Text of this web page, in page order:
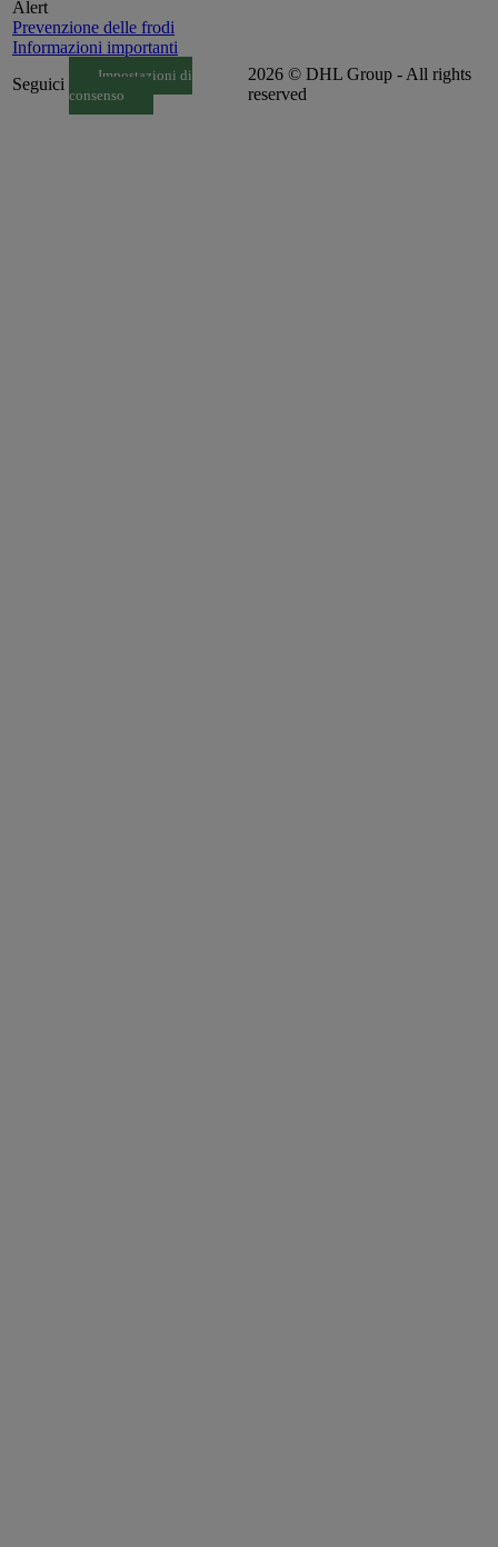
Alert
Prevenzione delle frodi
Informazioni importanti
Seguici
Impostazioni di
consenso
2026 © DHL Group - All rights
reserved